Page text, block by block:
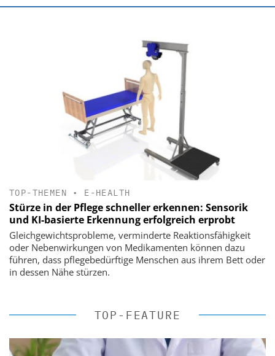
TOP-THEMEN • E-HEALTH
Stürze in der Pflege schneller erkennen: Sensorik
und KI-basierte Erkennung erfolgreich erprobt
Gleichgewichtsprobleme, verminderte Reaktionsfähigkeit
oder Nebenwirkungen von Medikamenten können dazu
führen, dass pflegebedürftige Menschen aus ihrem Bett oder
in dessen Nähe stürzen.
TOP-FEATURE